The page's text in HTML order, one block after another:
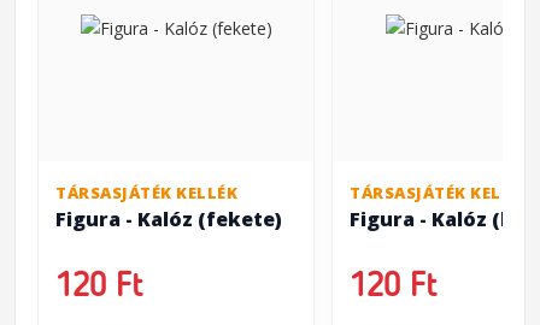
TÁRSASJÁTÉK KELLÉK
Figura - Kalóz (fekete)
120 Ft
TÁRSASJÁTÉK KELLÉK
Figura - Kalóz
120 Ft